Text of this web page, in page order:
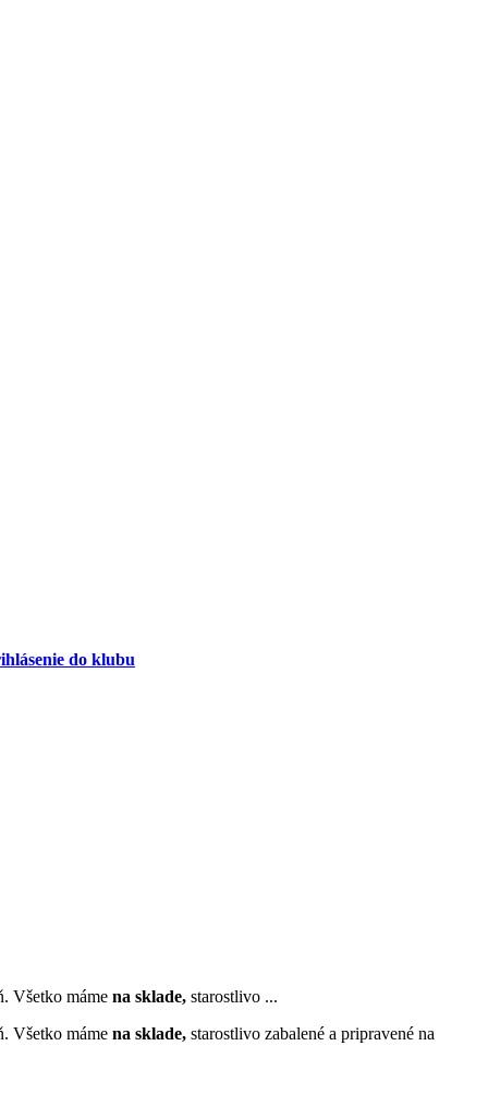
do klubu
Všetko máme na sklade, starostlivo ...
Všetko máme na sklade, starostlivo zabalené a pripravené na